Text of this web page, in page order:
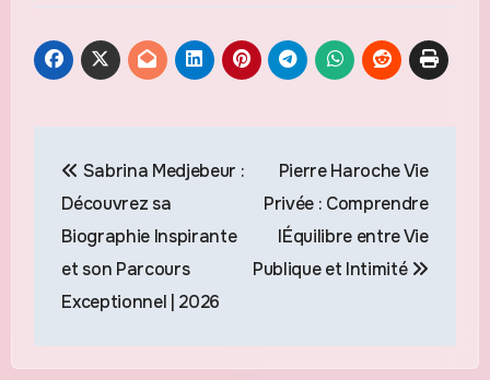
de
l’article
Sabrina Medjebeur :
Découvrez sa
Biographie Inspirante
et son Parcours
Exceptionnel | 2026
Pierre Haroche Vie
Privée : Comprendre
lÉquilibre entre Vie
Publique et Intimité